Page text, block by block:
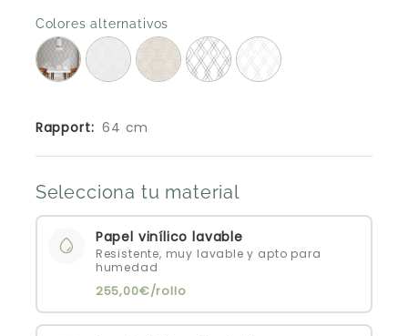
Colores alternativos
Rapport: 64 cm
Selecciona tu material
Papel vinílico lavable
Resistente, muy lavable y apto para
humedad
255,00€/rollo